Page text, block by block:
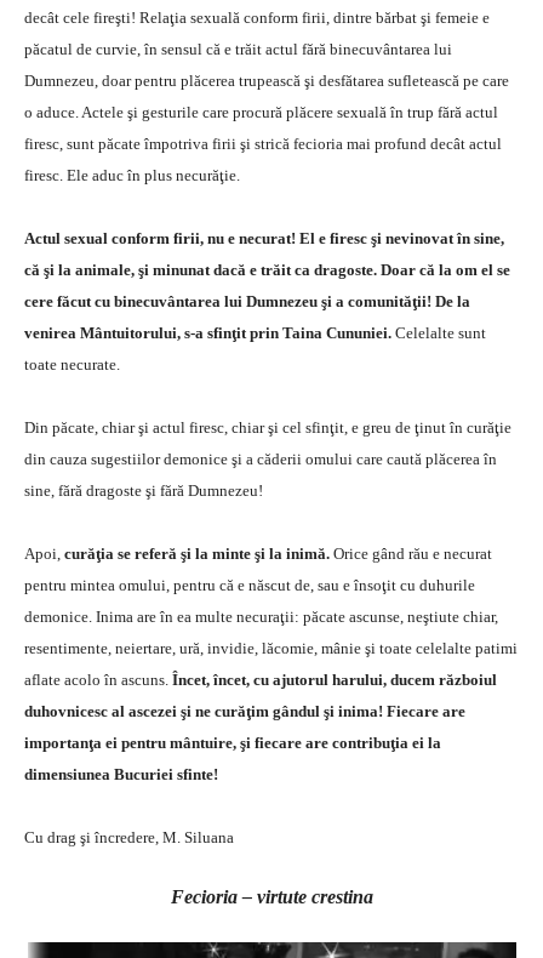
decât cele fireşti! Relaţia sexuală conform firii, dintre bărbat şi femeie e
păcatul de curvie, în sensul că e trăit actul fără binecuvântarea lui
Dumnezeu, doar pentru plăcerea trupească şi desfătarea sufletească pe care
o aduce. Actele şi gesturile care procură plăcere sexuală în trup fără actul
firesc, sunt păcate împotriva firii şi strică fecioria mai profund decât actul
firesc. Ele aduc în plus necurăţie.
Actul sexual conform firii, nu e necurat! El e firesc şi nevinovat în sine,
că şi la animale, şi minunat dacă e trăit ca dragoste. Doar că la om el se
cere făcut cu binecuvântarea lui Dumnezeu şi a comunităţii! De la
venirea Mântuitorului, s-a sfinţit prin Taina Cununiei. Celelalte sunt
toate necurate.
Din păcate, chiar şi actul firesc, chiar şi cel sfinţit, e greu de ţinut în curăţie
din cauza sugestiilor demonice şi a căderii omului care caută plăcerea în
sine, fără dragoste şi fără Dumnezeu!
Apoi, curăţia se referă şi la minte şi la inimă. Orice gând rău e necurat
pentru mintea omului, pentru că e născut de, sau e însoţit cu duhurile
demonice. Inima are în ea multe necuraţii: păcate ascunse, neştiute chiar,
resentimente, neiertare, ură, invidie, lăcomie, mânie şi toate celelalte patimi
aflate acolo în ascuns. Încet, încet, cu ajutorul harului, ducem războiul
duhovnicesc al ascezei şi ne curăţim gândul şi inima! Fiecare are
importanţa ei pentru mântuire, şi fiecare are contribuţia ei la
dimensiunea Bucuriei sfinte!
Cu drag şi încredere, M. Siluana
Fecioria – virtute crestina